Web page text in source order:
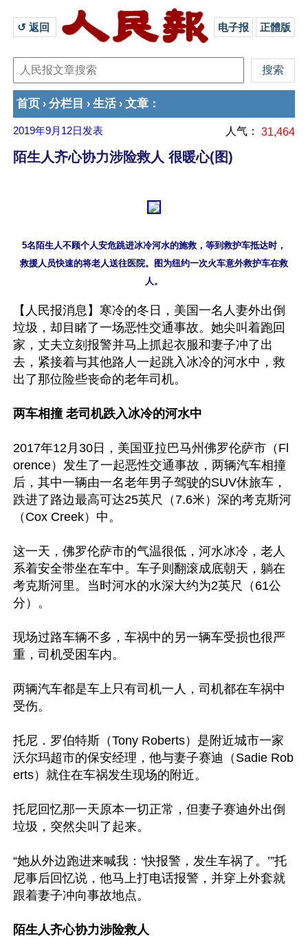
↺ 返回 电子报 正體版
首页 › 分栏目 › 生活 › 文章 ：
2019年9月12日 发表 人气： 31,464
陌生人齐心协力涉险救人 很暖心(图)
5名陌生人不顾个人安危跳进冰冷河水的施救，等到救护车抵达时，
救援人员快速的将老人送往医院。图为纽约一次火车意外救护车在救
【人民报消息】寒冷的冬日，美国一名人妻外出倒
垃圾，却目睹了一场恶性交通事故。她尖叫着跑回
家，丈夫立刻报警并马上抓起衣服和妻子冲了出
去，紧接着与其他路人一起跳入冰冷的河水中，救
出了那位险些丧命的老年司机。
两车相撞 老司机跌入冰冷的河水中
2017年12月30日，美国亚拉巴马州佛罗伦萨市（Fl
orence）发生了一起恶性交通事故，两辆汽车相撞
后，其中一辆由一名老年男子驾驶的SUV休旅车，
跌进了路边最高可达25英尺（7.6米）深的考克斯河
（Cox Creek）中。
这一天，佛罗伦萨市的气温很低，河水冰冷，老人
系着安全带坐在车中。车子则翻滚成底朝天，躺在
考克斯河里。当时河水的水深大约为2英尺（61公
分）。
现场过路车辆不多，车祸中的另一辆车受损也很严
重，司机受困车内。
两辆汽车都是车上只有司机一人，司机都在车祸中
受伤。
托尼．罗伯特斯（Tony Roberts）是附近城市一家
沃尔玛超市的保安经理，他与妻子赛迪（Sadie Rob
erts）就住在车祸发生现场的附近。
托尼回忆那一天原本一切正常，但妻子赛迪外出倒
垃圾，突然尖叫了起来。
“她从外边跑进来喊我：‘快报警，发生车祸了。’”托
尼事后回忆说，他马上打电话报警，并穿上外套就
跟着妻子冲向事故地点。
陌生人齐心协力涉险救人